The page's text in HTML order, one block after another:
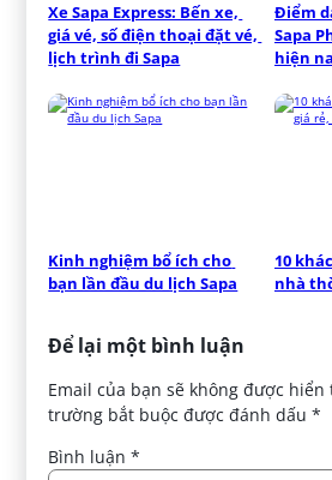
Xe Sapa Express: Bến xe,
giá vé, số điện thoại đặt vé,
lịch trình đi Sapa
Điểm
Sapa
hiện
Kinh nghiệm bổ ích cho
bạn lần đầu du lịch Sapa
10
nhà
Để lại một bình luận
Email của bạn sẽ không được hiển
trường bắt buộc được đánh dấu*
Bình luận*